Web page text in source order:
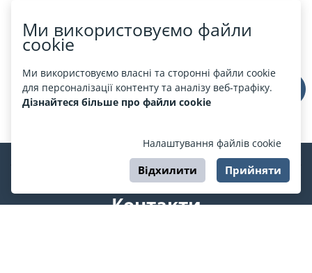
Ми використовуємо файли
cookie
Ми використовуємо власні та сторонні файли cookie
для персоналізації контенту та аналізу веб-трафіку.
Дізнайтеся більше про файли cookie
Налаштування файлів cookie
Відхилити Прийняти
Контакти